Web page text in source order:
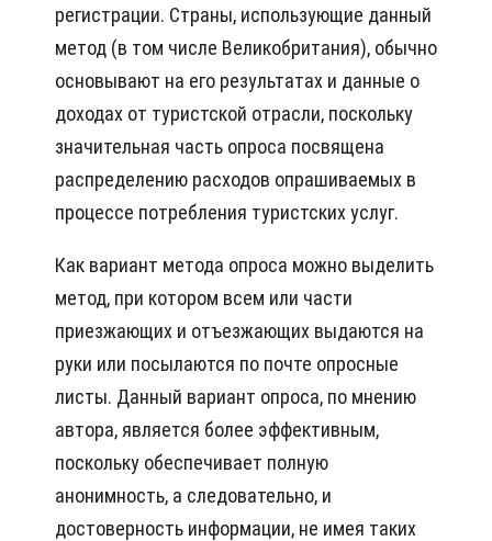
регистрации. Страны, использующие данный
метод (в том числе Великобритания), обычно
основывают на его результатах и данные о
доходах от туристской отрасли, поскольку
значительная часть опроса посвящена
распределению расходов опрашиваемых в
процессе потребления туристских услуг.
Как вариант метода опроса можно выделить
метод, при котором всем или части
приезжающих и отъезжающих выдаются на
руки или посылаются по почте опросные
листы. Данный вариант опроса, по мнению
автора, является более эффективным,
поскольку обеспечивает полную
анонимность, а следовательно, и
достоверность информации, не имея таких